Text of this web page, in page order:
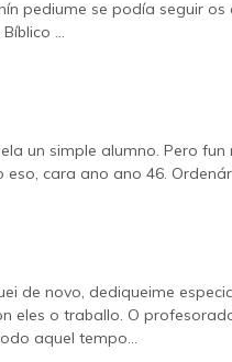
pediume se podía seguir os
…
un simple alumno. Pero
cara ano ano 46.
de novo, dediqueime
eles o traballo. O
aquel tempo…